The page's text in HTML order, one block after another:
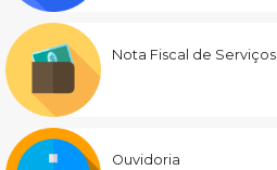
Nota Fiscal de Serviços
Ouvidoria